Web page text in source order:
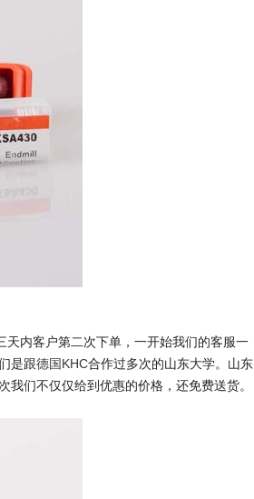
天内客户第二次下单，一开始我们的客服一
是跟德国KHC合作过多次的山东大学。山东
们不仅仅给到优惠的价格，还免费送货。